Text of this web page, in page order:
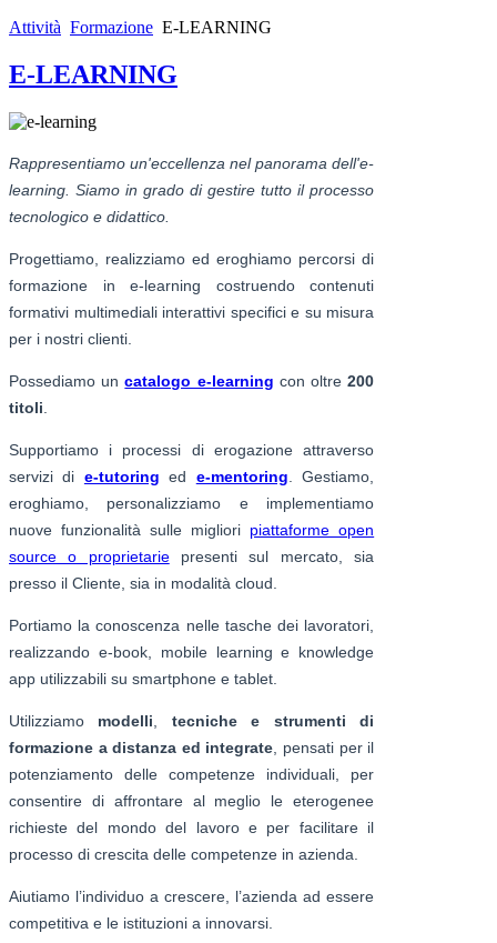
Attività Formazione E-LEARNING
E-LEARNING
Rappresentiamo un'eccellenza nel panorama dell'e-
learning. Siamo in grado di gestire tutto il processo
tecnologico e didattico.
Progettiamo, realizziamo ed eroghiamo percorsi di
formazione in e-learning costruendo contenuti
formativi multimediali interattivi specifici e su misura
per i nostri clienti.
Possediamo uncatalogo e-learning con oltre200
titoli
Supportiamo i processi di erogazione attraverso
servizi di e-tutoring ed e-mentoring . Gestiamo,
eroghiamo, personalizziamo e implementiamo
nuove funzionalità sulle migliori piattaforme open
source o proprietariepresenti sul mercato, sia
presso il Cliente, sia in modalità cloud.
Portiamo la conoscenza nelle tasche dei lavoratori,
realizzando e-book, mobile learning e knowledge
app utilizzabili su smartphone e tablet.
Utilizziamo modelli
tecniche e strumenti di
formazione a distanza ed integrate , pensati per il
potenziamento delle competenze individuali, per
consentire di affrontare al meglio le eterogenee
richieste del mondo del lavoro e per facilitare il
processo di crescita delle competenze in azienda.
Aiutiamo l’individuo a crescere, l’azienda ad essere
competitiva e le istituzioni a innovarsi.